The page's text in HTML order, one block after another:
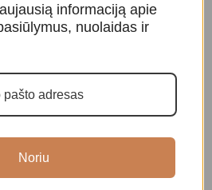
informaciją apie
nuolaidas ir
Noriu